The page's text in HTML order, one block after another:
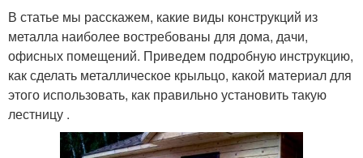
В статье мы расскажем, какие виды конструкций из
металла наиболее востребованы для дома, дачи,
офисных помещений. Приведем подробную инструкцию,
как сделать металлическое крыльцо, какой материал для
этого использовать, как правильно установить такую
лестницу .